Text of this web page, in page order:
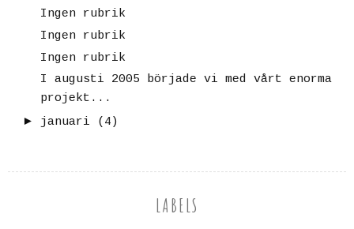
Ingen rubrik
Ingen rubrik
Ingen rubrik
I augusti 2005 började vi med vårt enorma
projekt...
► januari (4)
LABELS